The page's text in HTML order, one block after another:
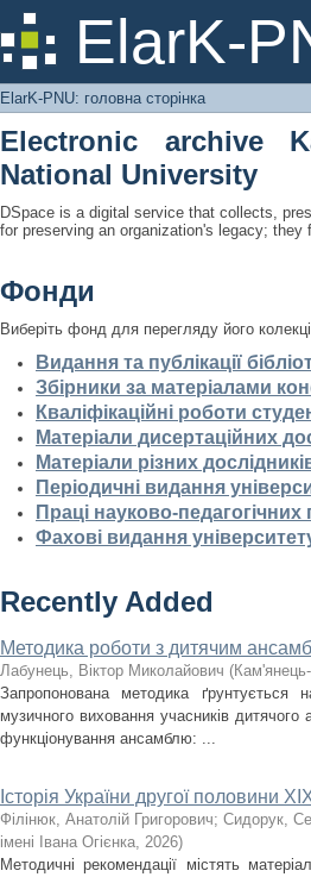
ElarK-
ElarK-PNU: головна
ElarK-PNU: головна сторінка
Electronic archive
National University
DSpace is a digital service that collects,
for preserving an organization's legacy;
Фонди
Виберіть фонд для перегляду його
Видання та публікації
Збірники за матеріалами
Кваліфікаційні роботи
Матеріали дисертаційних
Матеріали різних
Періодичні видання
Праці науково-педагогічних
Фахові видання
Recently Added
Методика роботи з дитячим
Лабунець, Віктор Миколайович (
Запропонована методика ґрунтується
музичного виховання учасників дитячого
функціонування ансамблю: ...
Історія України другої половини
Філінюк, Анатолій Григорович; Сидорук,
імені Івана Огієнка, 2026)
Методичні рекомендації містять